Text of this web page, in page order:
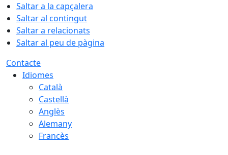
Saltar a la capçalera
Saltar al contingut
Saltar a relacionats
Saltar al peu de pàgina
Contacte
Idiomes
Català
Castellà
Anglès
Alemany
Francès